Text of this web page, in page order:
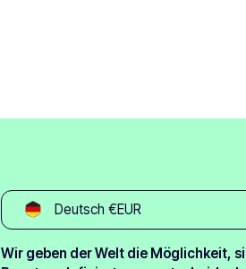
Deutsch €EUR
Wir geben der Welt die Möglichkeit,